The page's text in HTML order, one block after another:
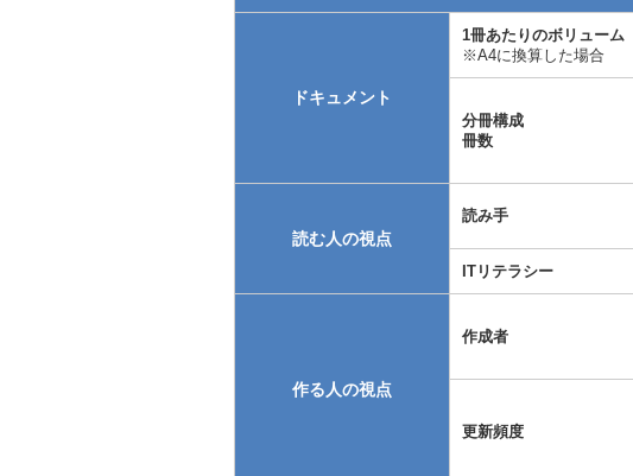
ドキュメント
1冊あたりのボリューム
※A4に換算した場合
分冊構成
冊数
読む人の視点
読み手
ITリテラシー
作る人の視点
作成者
更新頻度